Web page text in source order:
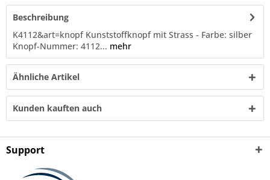
Beschreibung
K4112&art=knopf Kunststoffknopf mit Strass - Farbe: silber
Knopf-Nummer: 4112... mehr
Ähnliche Artikel
Kunden kauften auch
Support